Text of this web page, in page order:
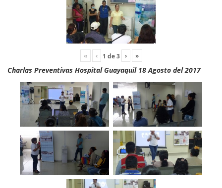
« ‹ 1 de3 › »
Charlas Preventivas Hospital Guayaquil 18 Agosto del 2017